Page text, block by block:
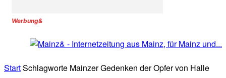
Werbung&
StartSchlagworte Mainzer Gedenken der Opfer von Halle